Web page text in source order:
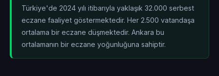
Türkiye'de 2024 yılı itibarıyla yaklaşık 32.000 serbest
eczane faaliyet göstermektedir. Her 2.500 vatandaşa
ortalama bir eczane düşmektedir. Ankara bu
ortalamanın bir eczane yoğunluğuna sahiptir.